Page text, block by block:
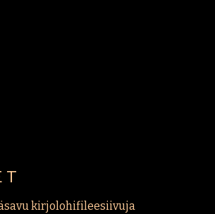
kirjolohifileesiivuja